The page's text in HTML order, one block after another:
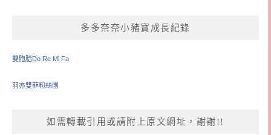
多多奈奈小豬寶成長紀錄
雙胞胎Do Re Mi Fa
羽亦雙菲粉絲團
如需轉載引用或請附上原文網址，謝謝!!